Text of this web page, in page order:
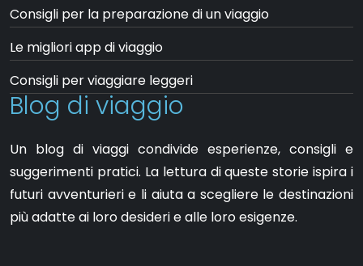
Consigli per la preparazione di un viaggio
Le migliori app di viaggio
Consigli per viaggiare leggeri
Blog di viaggio
Un blog di viaggi condivide esperienze, consigli e
suggerimenti pratici. La lettura di queste storie ispira i
futuri avventurieri e li aiuta a scegliere le destinazioni
più adatte ai loro desideri e alle loro esigenze.